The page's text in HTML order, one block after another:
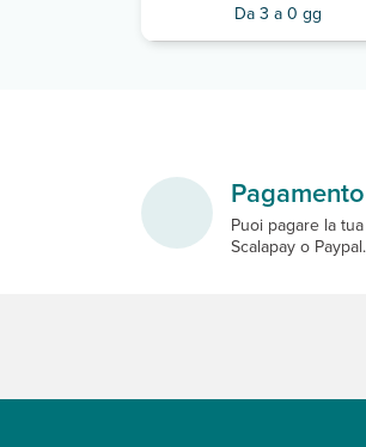
Da 3 a 0 gg
Puoi pagare la
Scalapay o Paypal.